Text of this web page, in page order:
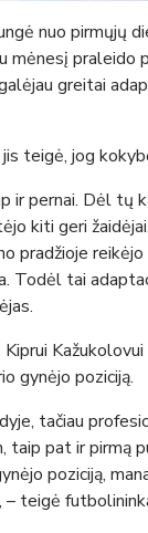
nuo pirmųjų
mėnesį praleido
greitai
teigė, jog
ir pernai. Dėl tų
kiti geri
pradžioje
Todėl tai
gynėjo poziciją.
tačiau
taip pat ir pirmą
poziciją,
– teigė